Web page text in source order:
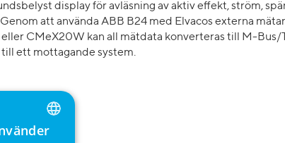
display för avläsning av aktiv effekt, ström,
att använda ABB B24 med Elvacos externa
CMeX20W kan all mätdata konverteras till M-Bus/
till ett mottagande system.
ENGLISH